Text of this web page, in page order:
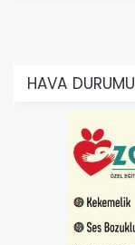
HAVA DURUMU